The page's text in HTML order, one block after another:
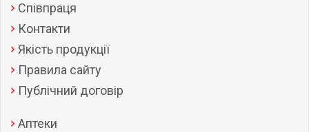
Співпраця
Контакти
Якість продукції
Правила сайту
Публічний договір
Аптеки